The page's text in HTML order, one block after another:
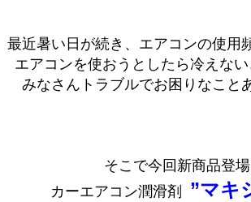
最近暑い日が続き、エアコンの使用
エアコンを使おうとしたら冷えな
みなさんトラブルでお困りなこと
そこで今回新商品登
カーエアコン潤滑剤 ”マキ